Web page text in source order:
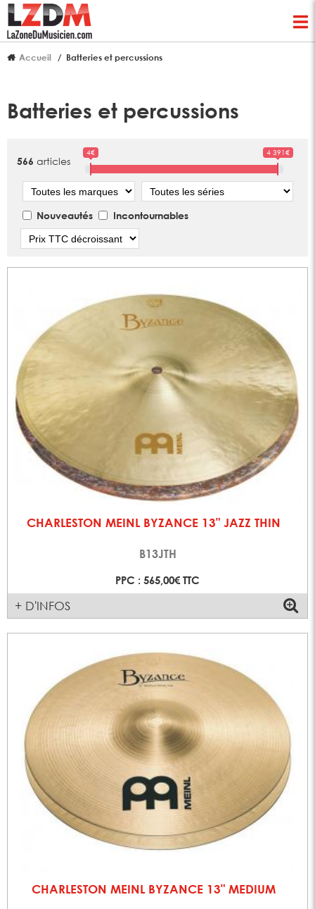
Accueil Batteries et percussions
Batteries et percussions
566 articles
4€ 4 391€
Marque Série
Nouveautés
Incontournables
CHARLESTON MEINL BYZANCE 13" JAZZ THIN
B13JTH
PPC : 565,00€ TTC
+ D'INFOS
CHARLESTON MEINL BYZANCE 13" MEDIUM